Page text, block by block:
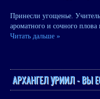
Принесли угощенье.
ароматного и сочного плова
Читать дальше »
АРХАНГЕЛ УРИИЛ - ВЫ